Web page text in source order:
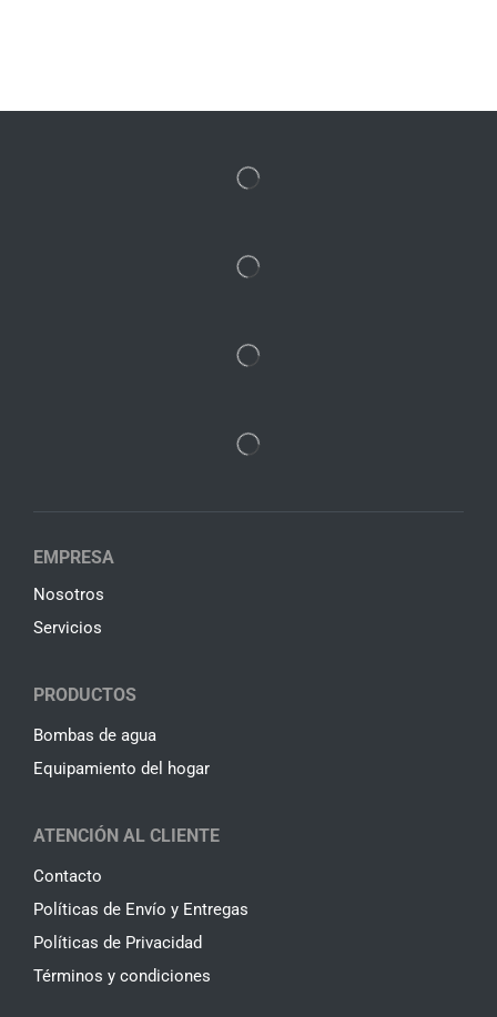
EMPRESA
Nosotros
Servicios
PRODUCTOS
Bombas de agua
Equipamiento del hogar
ATENCIÓN AL CLIENTE
Contacto
Políticas de Envío y Entregas
Políticas de Privacidad
Términos y condiciones